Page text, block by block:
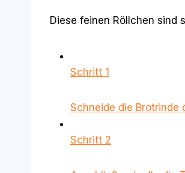
Diese feinen Röllchen sind
Schritt 1
Schneide die Brotrinde
Schritt 2